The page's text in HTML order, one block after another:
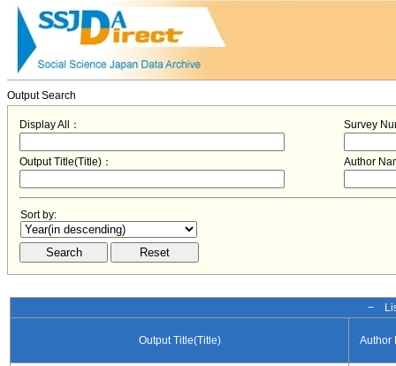
Output Search
Display All： Survey
Output Title(Title)： Author
Sort by:
−
Output Title(Title) Author